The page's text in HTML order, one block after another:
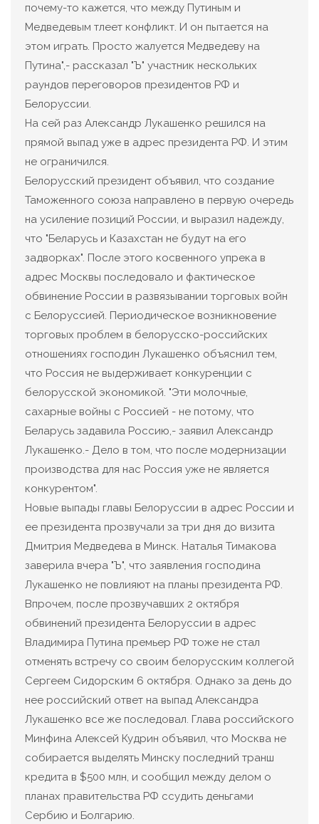
почему-то кажется, что между Путиным и
Медведевым тлеет конфликт. И он пытается на
этом играть. Просто жалуется Медведеву на
Путина",- рассказал "Ъ" участник нескольких
раундов переговоров президентов РФ и
Белоруссии.
На сей раз Александр Лукашенко решился на
прямой выпад уже в адрес президента РФ. И этим
не ограничился.
Белорусский президент объявил, что создание
Таможенного союза направлено в первую очередь
на усиление позиций России, и выразил надежду,
что "Беларусь и Казахстан не будут на его
задворках". После этого косвенного упрека в
адрес Москвы последовало и фактическое
обвинение России в развязывании торговых войн
с Белоруссией. Периодическое возникновение
торговых проблем в белорусско-российских
отношениях господин Лукашенко объяснил тем,
что Россия не выдерживает конкуренции с
белорусской экономикой. "Эти молочные,
сахарные войны с Россией - не потому, что
Беларусь задавила Россию,- заявил Александр
Лукашенко.- Дело в том, что после модернизации
производства для нас Россия уже не является
конкурентом".
Новые выпады главы Белоруссии в адрес России и
ее президента прозвучали за три дня до визита
Дмитрия Медведева в Минск. Наталья Тимакова
заверила вчера "Ъ", что заявления господина
Лукашенко не повлияют на планы президента РФ.
Впрочем, после прозвучавших 2 октября
обвинений президента Белоруссии в адрес
Владимира Путина премьер РФ тоже не стал
отменять встречу со своим белорусским коллегой
Сергеем Сидорским 6 октября. Однако за день до
нее российский ответ на выпад Александра
Лукашенко все же последовал. Глава российского
Минфина Алексей Кудрин объявил, что Москва не
собирается выделять Минску последний транш
кредита в $500 млн, и сообщил между делом о
планах правительства РФ ссудить деньгами
Сербию и Болгарию.